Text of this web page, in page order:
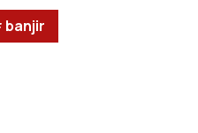
banjir